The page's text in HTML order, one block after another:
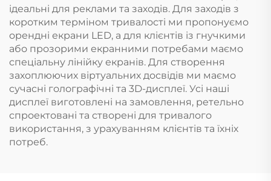
ідеальні для реклами та заходів. Для заходів з
коротким терміном тривалості ми пропонуємо
орендні екрани LED, а для клієнтів із гнучкими
або прозорими екранними потребами маємо
спеціальну лінійку екранів. Для створення
захоплюючих віртуальних досвідів ми маємо
сучасні голографічні та 3D-дисплеї. Усі наші
дисплеї виготовлені на замовлення, ретельно
спроектовані та створені для тривалого
використання, з урахуванням клієнтів та їхніх
потреб.